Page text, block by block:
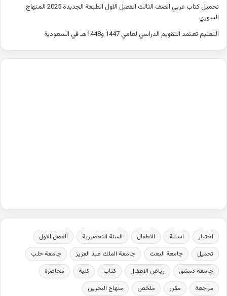
تحميل كتاب عربي الصف الثالث الفصل الاول الطبعة الجديدة 2025 المنهاج
السوري
التعليم تعتمد التقويم الدراسي لعامي 1447 و1448هـ في السعودية
اختبار اسئلة الاطفال السنة التحضيرية
الفصل الاول
تحميل
جامعة البعث جامعة الملك عبد العزيز
جامعة حلب
جامعة دمشق
رياض الاطفال كتاب كلية
محاضرة
مراجعة
مقرر ملخص منهاج البحرين